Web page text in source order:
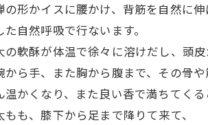
形かイスに腰かけ、背筋を自然に伸
自然呼吸で行ないます。
軟酥が体温で徐々に溶けだし、頭
ら手、また胸から腹まで、その骨
かくなり、また良い香で満ちてくる
も、膝下から足まで降りて来て、